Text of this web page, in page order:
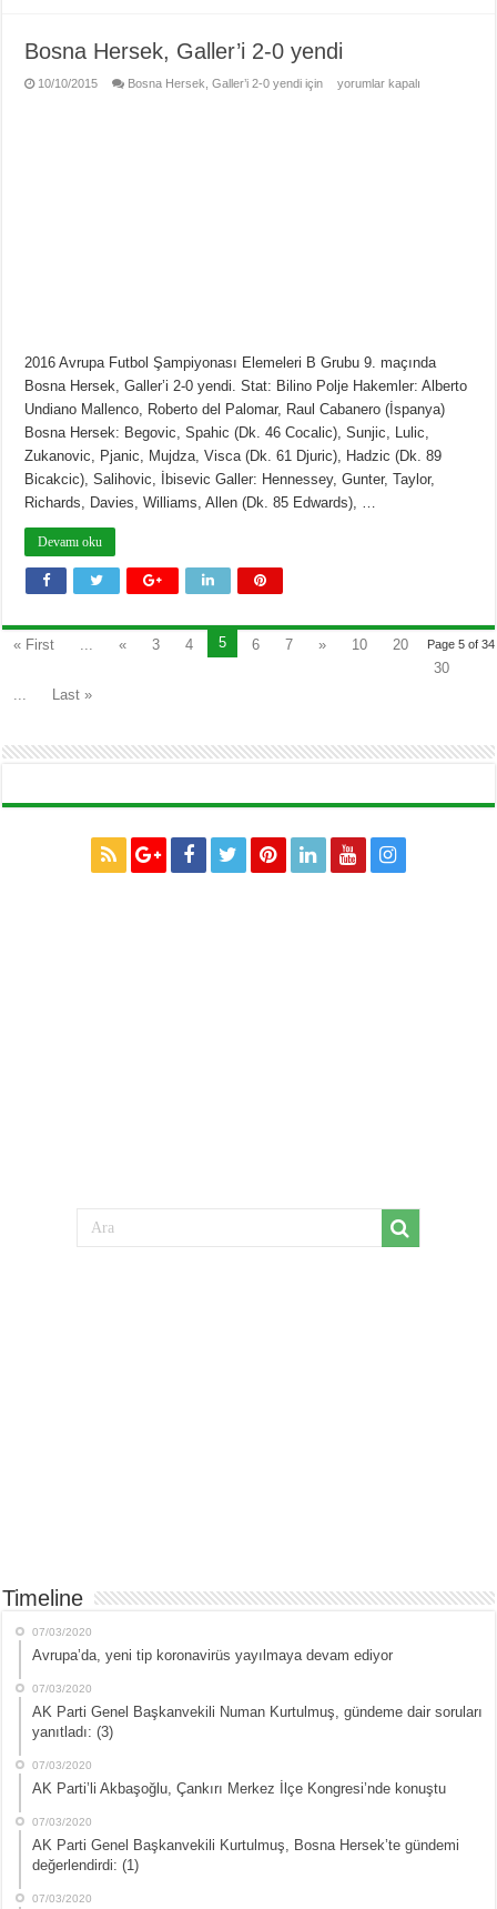
Bosna Hersek, Galler’i 2-0 yendi
10/10/2015 Bosna Hersek, Galler’i 2-0 yendi için yorumlar kapalı
2016 Avrupa Futbol Şampiyonası Elemeleri B Grubu 9. maçında
Bosna Hersek, Galler’i 2-0 yendi. Stat: Bilino Polje Hakemler: Alberto
Undiano Mallenco, Roberto del Palomar, Raul Cabanero (İspanya)
Bosna Hersek: Begovic, Spahic (Dk. 46 Cocalic), Sunjic, Lulic,
Zukanovic, Pjanic, Mujdza, Visca (Dk. 61 Djuric), Hadzic (Dk. 89
Bicakcic), Salihovic, İbisevic Galler: Hennessey, Gunter, Taylor,
Richards, Davies, Williams, Allen (Dk. 85 Edwards), …
Devamı oku
Page 5 of 34
« First « 3 4 5 6 7 » 10
20
30
Last »
Timeline
07/03/2020
Avrupa’da, yeni tip koronavirüs yayılmaya devam ediyor
07/03/2020
AK Parti Genel Başkanvekili Numan Kurtulmuş, gündeme dair soruları
yanıtladı: (3)
07/03/2020
AK Parti’li Akbaşoğlu, Çankırı Merkez İlçe Kongresi’nde konuştu
07/03/2020
AK Parti Genel Başkanvekili Kurtulmuş, Bosna Hersek’te gündemi
değerlendirdi: (1)
07/03/2020